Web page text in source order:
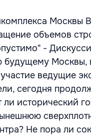
Москвы
объемов
-
будущему Москвы,
ведущие
сегодня
ли исторический
Не пора ли